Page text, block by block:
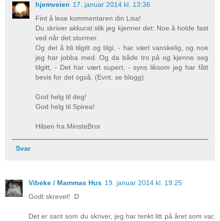
hjemveien 17. januar 2014 kl. 13:36
Fint å lese kommentaren din Lisa!
Du skriver akkurat slik jeg kjenner det: Noe å holde fast
ved når det stormer.
Og det å bli tilgitt og tilgi, - har vært vanskelig, og noe
jeg har jobba med. Og da både tro på og kjenne seg
tilgitt, - Det har vært supert, - syns liksom jeg har fått
bevis for det også. (Evnt. se blogg)
God helg til deg!
God helg til Spirea!
Hilsen fra MinsteBror
Svar
Vibeke / Mammas Hus 19. januar 2014 kl. 19:25
Godt skrevet! :D
Det er sant som du skriver, jeg har tenkt litt på året som var,